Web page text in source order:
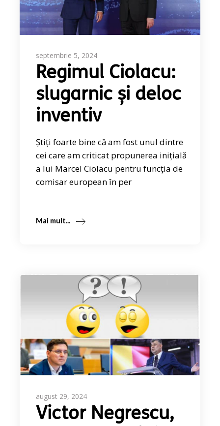
septembrie 5, 2024
Regimul Ciolacu:
slugarnic și deloc
inventiv
Știți foarte bine că am fost unul dintre
cei care am criticat propunerea inițială
a lui Marcel Ciolacu pentru funcția de
comisar european în per
Mai mult...
august 29, 2024
Victor Negrescu,